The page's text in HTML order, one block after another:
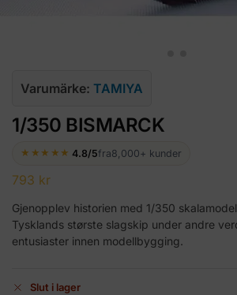
Varumärke: TAMIYA
1/350 BISMARCK
★★★★★ 4.8/5fra8,000+ kunder
793 kr
Gjenopplev historien med 1/350
Tysklands største slagskip under andre
entusiaster innen modellbygging.
Slut i lager